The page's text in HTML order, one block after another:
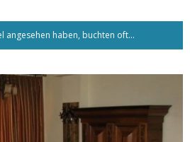
angesehen haben, buchten oft...